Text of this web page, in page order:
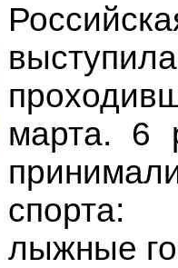
марта. 6
спорта:
лыжные